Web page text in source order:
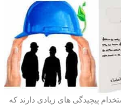
پیچیدگی های زیادی دارند که